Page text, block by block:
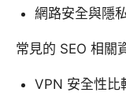
網路安全與隱
常見的 SEO 相關
VPN 安全性比